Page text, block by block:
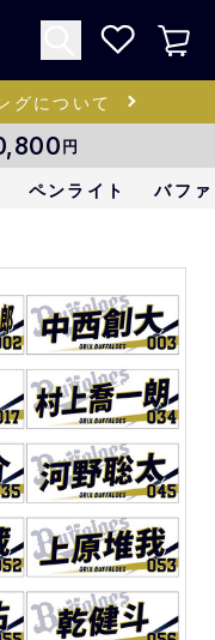
グについて
円
ペンライト バフ